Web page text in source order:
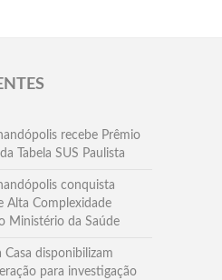
recebe Prêmio
Tabela SUS Paulista
conquista
Alta Complexidade
Ministério da Saúde
Casa disponibilizam
para investigação